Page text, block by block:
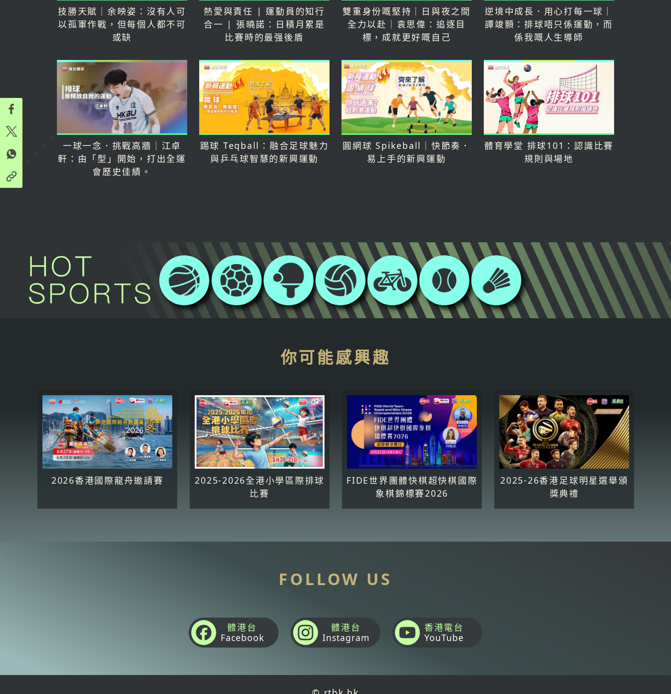
技勝天賦｜余映姿：沒有人可
以孤軍作戰，但每個人都不可
或缺
熱愛與責任 | 運動員的知行
合一 | 張曉諾：日積月累是
比賽時的最强後盾
雙重身份嘅堅持｜日與夜之間
全力以赴｜袁思偉：追逐目
標，成就更好嘅自己
逆境中成長．用心打每一球｜
譚竣顥：排球唔只係運動，而
係我嘅人生導師
一球一念．挑戰高牆｜江卓
軒：由「型」開始，打出全運
會歷史佳績。
踢球 Teqball：融合足球魅力
與乒乓球智慧的新興運動
圓網球 Spikeball｜快節奏．
易上手的新興運動
體育學堂 排球101：認識比賽
規則與場地
你可能感興趣
2026香港國際龍舟邀請賽
2025-2026全港小學區際排球
比賽
FIDE世界團體快棋超快棋國際
象棋錦標賽2026
2025-26香港足球明星選舉頒
獎典禮
FOLLOW US
體港台
Facebook
體港台
Instagram
香港電台
YouTube